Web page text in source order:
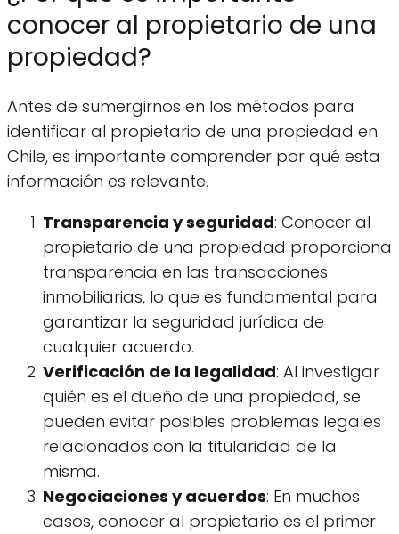
conocer al propietario de una
propiedad?
Antes de sumergirnos en los métodos para
identificar al propietario de una propiedad en
Chile, es importante comprender por qué esta
información es relevante.
Transparencia y seguridad: Conocer al
propietario de una propiedad proporciona
transparencia en las transacciones
inmobiliarias, lo que es fundamental para
garantizar la seguridad jurídica de
cualquier acuerdo.
Verificación de la legalidad: Al investigar
quién es el dueño de una propiedad, se
pueden evitar posibles problemas legales
relacionados con la titularidad de la
misma.
Negociaciones y acuerdos: En muchos
casos, conocer al propietario es el primer